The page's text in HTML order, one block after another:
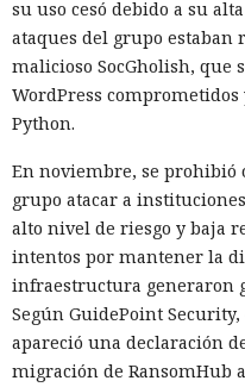
su uso cesó debido a su
ataques del grupo estaban
malicioso SocGholish, que
WordPress
Python.
En noviembre, se
grupo atacar a
alto nivel de riesgo y baja
intentos por mantener la
infraestructura generaron
Según GuidePoint
apareció una declaración
migración de RansomHub